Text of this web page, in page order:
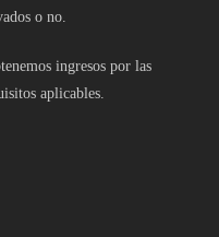
o no.
ingresos por las
aplicables.